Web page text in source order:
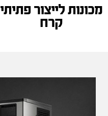
מכונות לייצור פתיתי
קרח